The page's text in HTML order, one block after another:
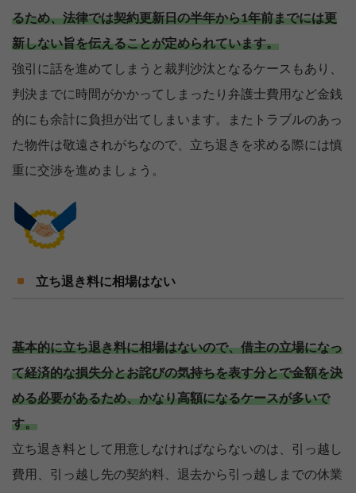
るため、法律では契約更新日の半年から1年前までには更
新しない旨を伝えることが定められています。
強引に話を進めてしまうと裁判沙汰となるケースもあり、
判決までに時間がかかってしまったり弁護士費用など金銭
的にも余計に負担が出てしまいます。またトラブルのあっ
た物件は敬遠されがちなので、立ち退きを求める際には慎
重に交渉を進めましょう。
立ち退き料に相場はない
基本的に立ち退き料に相場はないので、借主の立場になっ
て経済的な損失分とお詫びの気持ちを表す分とで金額を決
める必要があるため、かなり高額になるケースが多いで
す。
立ち退き料として用意しなければならないのは、引っ越し
費用、引っ越し先の契約料、退去から引っ越しまでの休業